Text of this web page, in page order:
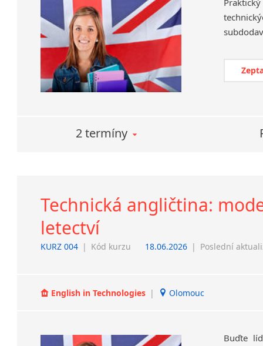
2 termíny
Technická angličtina:
letectví
KURZ 004 | Kód kurzu 18.06.2026 | Poslední
English in Technologies | Olomouc
Buďte